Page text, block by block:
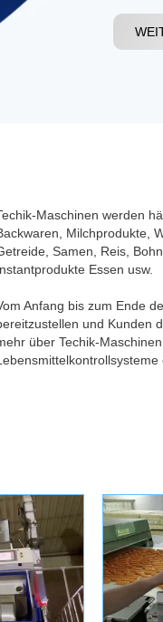
6.
Maschinen werden
Milchprodukte,
Samen, Reis,
Essen usw.
Anfang bis zum Ende
und Kunden
über Techik-